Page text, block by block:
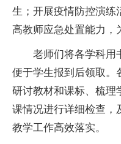
生；开展疫情防控演练
高教师应急处置能力，
老师们将各学科用
便于学生报到后领取。
研讨教材和课标、梳理
课情况进行详细检查，
教学工作高效落实。